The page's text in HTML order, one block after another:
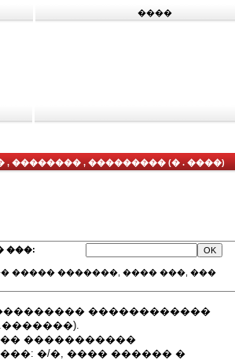
����
, ��������� (� . ����)
���:
����� �������, ���� ���, ���
������������
�����������
�/�, ���� ������ �